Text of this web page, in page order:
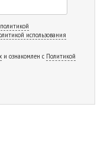
использования
и ознакомлен с Политикой